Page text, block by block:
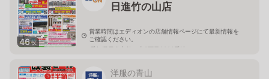
46枚
日進竹の山店
営業時間はエディオンの店舗情報ページにて最新情報を
ご確認ください。
愛知県日進市竹の山3丁目2003番地
洋服の青山